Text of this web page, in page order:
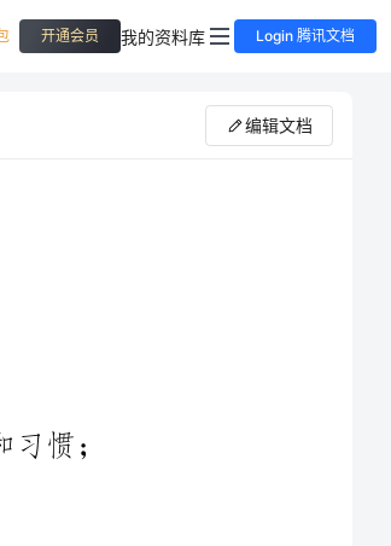
开通会员 我的资料库 Login 腾讯文档
编辑文档